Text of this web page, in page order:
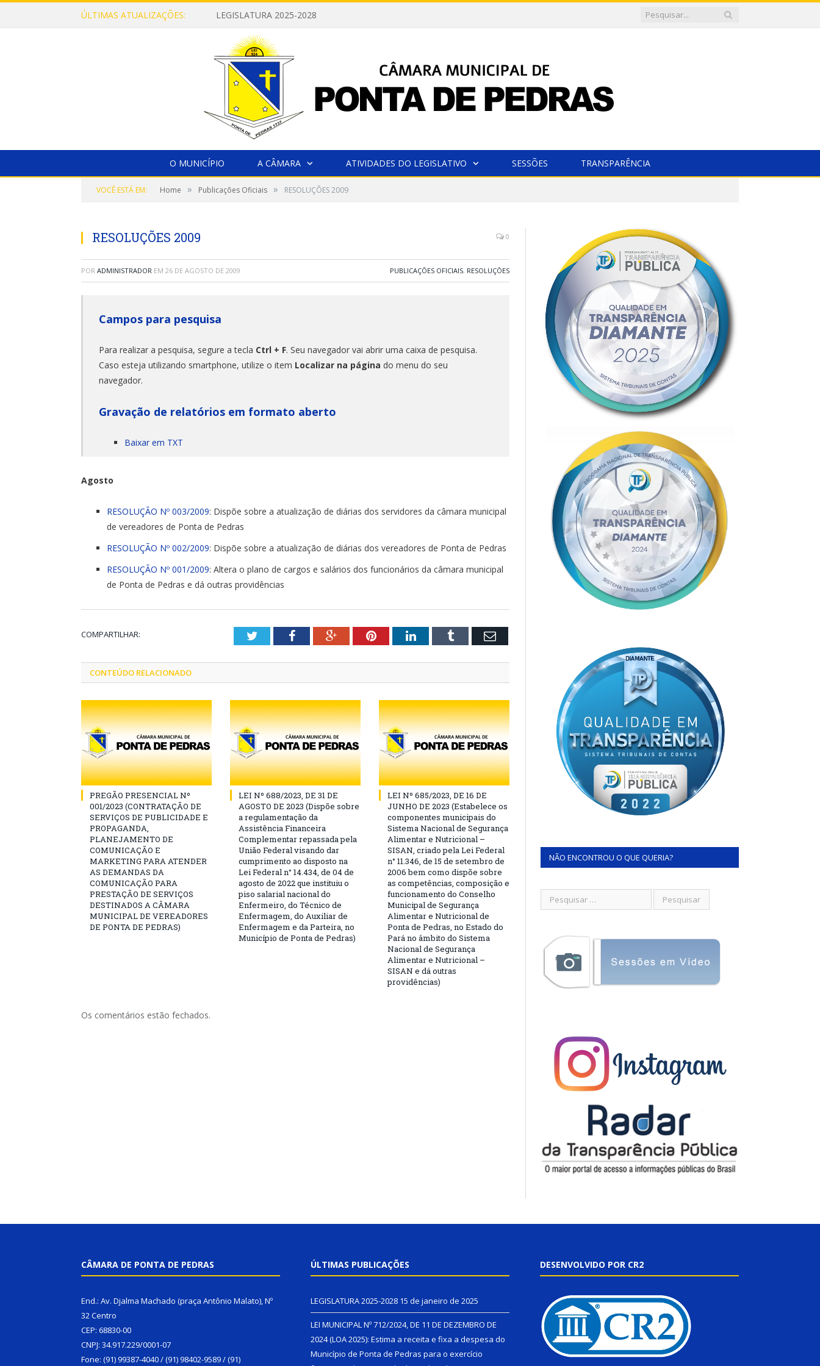
ÚLTIMAS ATUALIZAÇÕES: LEGISLATURA 2025-2028
O MUNICÍPIO A CÂMARA ATIVIDADES DO LEGISLATIVO SESSÕES TRANSPARÊNCIA
VOCÊ ESTÁ EM: Home » Publicações Oficiais » RESOLUÇÕES 2009
RESOLUÇÕES 2009 0
POR ADMINISTRADOR EM 26 DE AGOSTO DE 2009 PUBLICAÇÕES OFICIAIS, RESOLUÇÕES
Campos para pesquisa
Para realizar a pesquisa, segure a tecla Ctrl + F. Seu navegador vai abrir uma caixa de pesquisa.
Caso esteja utilizando smartphone, utilize o item Localizar na página do menu do seu
navegador.
Gravação de relatórios em formato aberto
Baixar em TXT
Agosto
RESOLUÇÃO Nº 003/2009: Dispõe sobre a atualização de diárias dos servidores da câmara municipal
de vereadores de Ponta de Pedras
RESOLUÇÃO Nº 002/2009: Dispõe sobre a atualização de diárias dos vereadores de Ponta de Pedras
RESOLUÇÃO Nº 001/2009: Altera o plano de cargos e salários dos funcionários da câmara municipal
de Ponta de Pedras e dá outras providências
COMPARTILHAR: TwitterFacebookGoogle+PinterestLinkedInTumblr Email
CONTEÚDO RELACIONADO
PREGÃO PRESENCIAL Nº
001/2023 (CONTRATAÇÃO DE
SERVIÇOS DE PUBLICIDADE E
PROPAGANDA,
PLANEJAMENTO DE
COMUNICAÇÃO E
MARKETING PARA ATENDER
AS DEMANDAS DA
COMUNICAÇÃO PARA
PRESTAÇÃO DE SERVIÇOS
DESTINADOS A CÂMARA
MUNICIPAL DE VEREADORES
DE PONTA DE PEDRAS)
LEI Nº 688/2023, DE 31 DE
AGOSTO DE 2023 (Dispõe sobre
a regulamentação da
Assistência Financeira
Complementar repassada pela
União Federal visando dar
cumprimento ao disposto na
Lei Federal n° 14.434, de 04 de
agosto de 2022 que instituiu o
piso salarial nacional do
Enfermeiro, do Técnico de
Enfermagem, do Auxiliar de
Enfermagem e da Parteira, no
Município de Ponta de Pedras)
LEI Nº 685/2023, DE 16 DE
JUNHO DE 2023 (Estabelece os
componentes municipais do
Sistema Nacional de Segurança
Alimentar e Nutricional –
SISAN, criado pela Lei Federal
n° 11.346, de 15 de setembro de
2006 bem como dispõe sobre
as competências, composição e
funcionamento do Conselho
Municipal de Segurança
Alimentar e Nutricional de
Ponta de Pedras, no Estado do
Pará no âmbito do Sistema
Nacional de Segurança
Alimentar e Nutricional –
SISAN e dá outras
providências)
Os comentários estão fechados.
NÃO ENCONTROU O QUE QUERIA?
CÂMARA DE PONTA DE PEDRAS
End.: Av. Djalma Machado (praça Antônio Malato), Nº
32 Centro
CEP: 68830-00
CNPJ: 34.917.229/0001-07
Fone: (91) 99387-4040 / (91) 98402-9589 / (91)
ÚLTIMAS PUBLICAÇÕES
LEGISLATURA 2025-2028 15 de janeiro de 2025
LEI MUNICIPAL Nº 712/2024, DE 11 DE DEZEMBRO DE
2024 (LOA 2025): Estima a receita e fixa a despesa do
Município de Ponta de Pedras para o exercício
DESENVOLVIDO POR CR2